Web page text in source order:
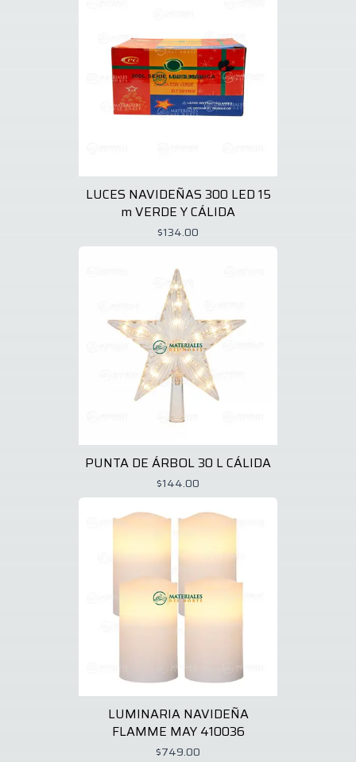
LUCES NAVIDEÑAS 300 LED 15
m VERDE Y CÁLIDA
$134.00
PUNTA DE ÁRBOL 30 L CÁLIDA
$144.00
LUMINARIA NAVIDEÑA
FLAMME MAY 410036
$749.00